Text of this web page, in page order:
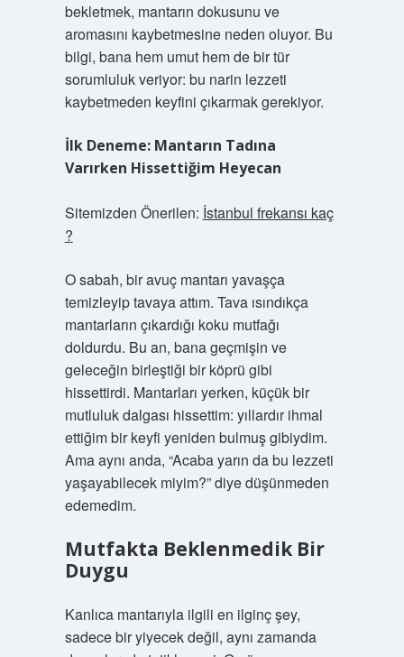
bekletmek, mantarın dokusunu ve
aromasını kaybetmesine neden oluyor. Bu
bilgi, bana hem umut hem de bir tür
sorumluluk veriyor: bu narin lezzeti
kaybetmeden keyfini çıkarmak gerekiyor.
İlk Deneme: Mantarın Tadına
Varırken Hissettiğim Heyecan
Sitemizden Önerilen: İstanbul frekansı kaç
?
O sabah, bir avuç mantarı yavaşça
temizleyip tavaya attım. Tava ısındıkça
mantarların çıkardığı koku mutfağı
doldurdu. Bu an, bana geçmişin ve
geleceğin birleştiği bir köprü gibi
hissettirdi. Mantarları yerken, küçük bir
mutluluk dalgası hissettim: yıllardır ihmal
ettiğim bir keyfi yeniden bulmuş gibiydim.
Ama aynı anda, “Acaba yarın da bu lezzeti
yaşayabilecek miyim?” diye düşünmeden
edemedim.
Mutfakta Beklenmedik Bir
Duygu
Kanlıca mantarıyla ilgili en ilginç şey,
sadece bir yiyecek değil, aynı zamanda